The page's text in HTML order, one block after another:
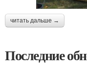
читать дальше →
Последние